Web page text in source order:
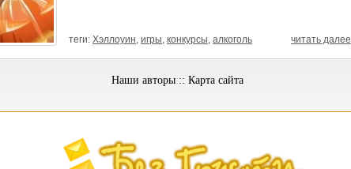
теги: Хэллоуин, игры, конкурсы, алкоголь читать далее
Наши авторы:: Карта сайта